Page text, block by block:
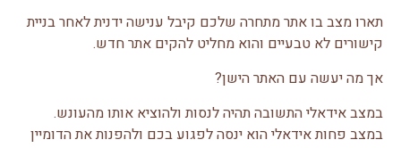
תארו מצב בו אתר מתחרה שלכם קיבל ענישה ידנית לאחר בניית
קישורים לא טבעיים והוא מחליט להקים אתר חדש.
אך מה יעשה עם האתר הישן?
במצב אידאלי התשובה תהיה לנסות ולהוציא אותו מהעונש.
במצב פחות אידאלי הוא ינסה לפגוע בכם ולהפנות את הדומיין